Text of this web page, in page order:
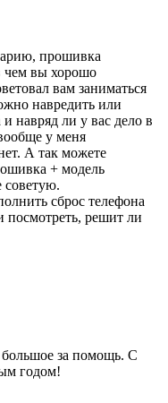
прошивка
чем вы хорошо
вам заниматься
навредить или
и навряд ли у вас дело в
у меня
А так можете
+ модель
советую.
сброс телефона
посмотреть, решит ли
за помощь. С
годом!